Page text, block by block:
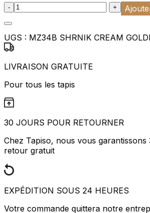
:product_name quantity
- +
UGS : MZ34B SHRNIK CREAM
LIVRAISON GRATUITE
Pour tous les tapis
30 JOURS POUR RETOURNER
Chez Tapiso, nous vous
retour gratuit
EXPÉDITION SOUS 24 HEURES
Votre commande quittera notre